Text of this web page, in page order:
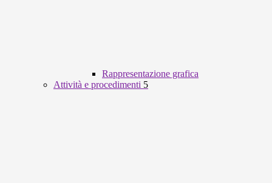
Rappresentazione grafica
Attività e procedimenti 5